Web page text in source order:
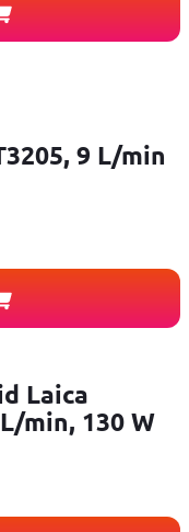
9 L/min
Laica
min, 130 W